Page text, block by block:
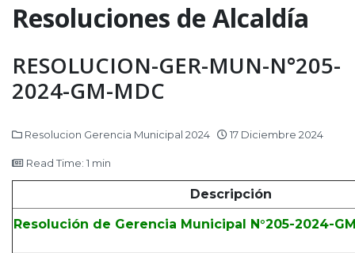
Resoluciones de Alcaldía
RESOLUCION-GER-MUN-N°205-
2024-GM-MDC
Resolucion Gerencia Municipal 2024 17 Diciembre 2024
Read Time: 1 min
Descripción
Resolución de Gerencia Municipal N°205-2024-